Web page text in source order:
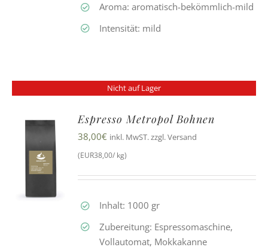
Aroma: aromatisch-bekömmlich-mild
Intensität: mild
Nicht auf Lager
Espresso Metropol Bohnen
38,00€ inkl. MwST. zzgl. Versand
(EUR38,00/ kg)
Inhalt: 1000 gr
Zubereitung: Espressomaschine,
Vollautomat, Mokkakanne